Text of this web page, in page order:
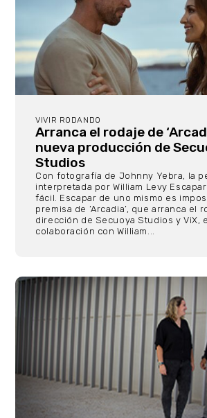
VIVIR RODANDO
Arranca el rodaje de
nueva producción de
Studios
Con fotografía de Johnny Yebra, la
interpretada por William Levy
fácil. Escapar de uno mismo es
premisa de ‘Arcadia’, que arranca el
dirección de Secuoya Studios y ViX,
colaboración con William...